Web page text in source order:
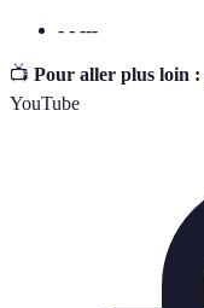
- - ---
📺 Pour aller plus loin :
YouTube